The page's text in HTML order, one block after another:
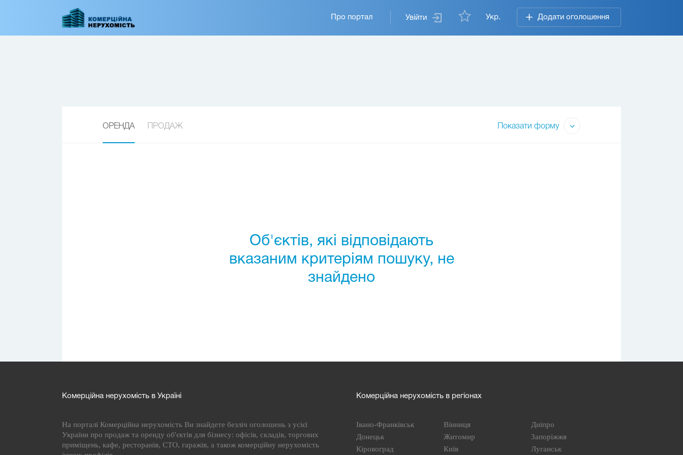
Увійти Укр. Додати оголошення
Основная
навигация
Про портал
ОРЕНДА ПРОДАЖ Показати форму
Об'єктів, які відповідають
вказаним критеріям пошуку, не
знайдено
Комерційна нерухомість в Україні
На порталі Комерційна нерухомість Ви знайдете безліч оголошень з усієї
України про продаж та оренду об'єктів для бізнесу: офісів, складів, торгових
приміщень, кафе, ресторанів, СТО, гаражів, а також комерційну нерухомість
Комерційна нерухомість в регіонах
Івано-Франківськ Вінниця
Дніпро
Донецьк
Житомир
Запоріжжя
Кіровоград
Київ Луганськ